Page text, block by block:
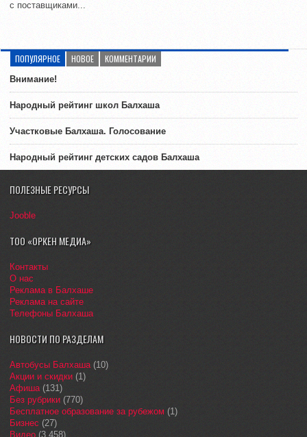
с поставщиками...
ПОПУЛЯРНОЕ НОВОЕ КОММЕНТАРИИ
Внимание!
Народный рейтинг школ Балхаша
Участковые Балхаша. Голосование
Народный рейтинг детских садов Балхаша
ПОЛЕЗНЫЕ РЕСУРСЫ
Jooble
ТОО «ОРКЕН МЕДИА»
Контакты
О нас
Реклама в Балхаше
Реклама на сайте
Телефоны Балхаша
НОВОСТИ ПО РАЗДЕЛАМ
Автобусы Балхаша(10)
Акции и скидки (1)
Афиша(131)
Без рубрики (770)
Бесплатное образование за рубежом (1)
Бизнес (27)
Видео (3 458)